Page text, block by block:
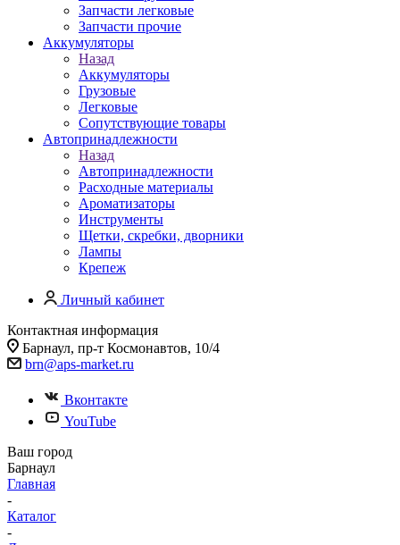
Запчасти легковые
Запчасти прочие
Аккумуляторы
Назад
Аккумуляторы
Грузовые
Легковые
Сопутствующие товары
Автопринадлежности
Назад
Автопринадлежности
Расходные материалы
Ароматизаторы
Инструменты
Щетки, скребки, дворники
Лампы
Крепеж
Личный кабинет
Контактная информация
Барнаул, пр-т Космонавтов, 10/4
brn@aps-market.ru
Вконтакте
YouTube
Ваш город
Барнаул
Главная
-
Каталог
-